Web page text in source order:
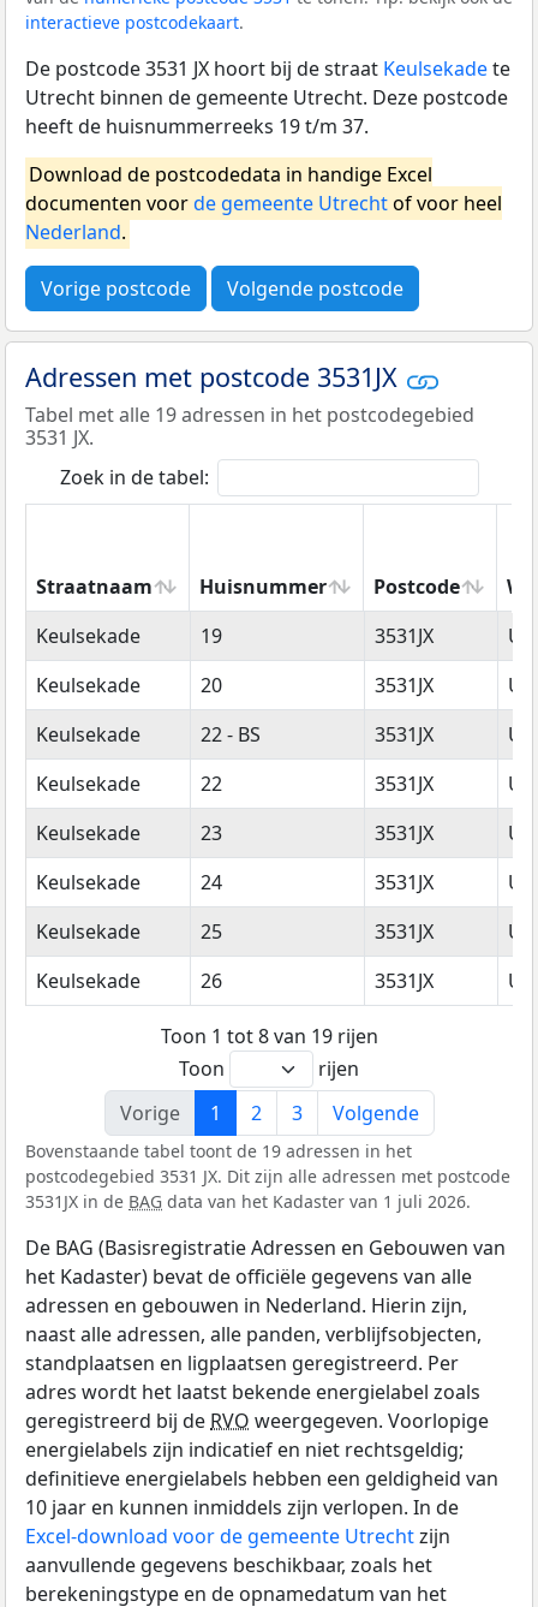
interactieve postcodekaart.
De postcode 3531 JX hoort bij de straat Keulsekadete
Utrecht binnen de gemeente Utrecht. Deze postcode
heeft de huisnummerreeks 19 t/m 37.
Download de postcodedata in handige Excel
documenten voorde gemeente Utrechtof voor heel
Nederland.
Vorige postcode Volgende postcode
Adressen met postcode 3531JX
Tabel met alle 19 adressen in het postcodegebied
3531 JX.
Zoek in de tabel:
Straatnaam Huisnummer Postcode
Straatnaam
Huisnummer Postcode
Keulsekade 19 3531JX
Keulsekade
20 3531JX
Keulsekade
22 - BS 3531JX
Keulsekade
22 3531JX
Keulsekade
23 3531JX
Keulsekade
24 3531JX
Keulsekade
25 3531JX
Keulsekade
26 3531JX
Toon 1 tot 8 van 19 rijen
Toon
rijen
Vorige
1 2 3 Volgende
Bovenstaande tabel toont de 19 adressen in het
postcodegebied 3531 JX. Dit zijn alle adressen met postcode
3531JX in de BAG data van het Kadaster van 1 juli 2026.
De BAG (Basisregistratie Adressen en Gebouwen van
het Kadaster) bevat de officiële gegevens van alle
adressen en gebouwen in Nederland. Hierin zijn,
naast alle adressen, alle panden, verblijfsobjecten,
standplaatsen en ligplaatsen geregistreerd. Per
adres wordt het laatst bekende energielabel zoals
geregistreerd bij de RVO weergegeven. Voorlopige
energielabels zijn indicatief en niet rechtsgeldig;
definitieve energielabels hebben een geldigheid van
10 jaar en kunnen inmiddels zijn verlopen. In de
Excel-download voor de gemeente Utrechtzijn
aanvullende gegevens beschikbaar, zoals het
berekeningstype en de opnamedatum van het